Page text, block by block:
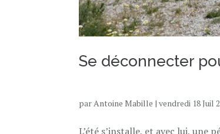
Se déconnecter
parAntoine Mabille |vendredi 18 Juil
L’été s’installe, et avec lui, une